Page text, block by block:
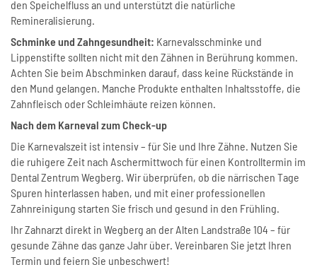
den Speichelfluss an und unterstützt die natürliche
Remineralisierung.
Schminke und Zahngesundheit: Karnevalsschminke und
Lippenstifte sollten nicht mit den Zähnen in Berührung kommen.
Achten Sie beim Abschminken darauf, dass keine Rückstände in
den Mund gelangen. Manche Produkte enthalten Inhaltsstoffe, die
Zahnfleisch oder Schleimhäute reizen können.
Nach dem Karneval zum Check-up
Die Karnevalszeit ist intensiv – für Sie und Ihre Zähne. Nutzen Sie
die ruhigere Zeit nach Aschermittwoch für einen Kontrolltermin im
Dental Zentrum Wegberg. Wir überprüfen, ob die närrischen Tage
Spuren hinterlassen haben, und mit einer professionellen
Zahnreinigung starten Sie frisch und gesund in den Frühling.
Ihr Zahnarzt direkt in Wegberg an der Alten Landstraße 104 – für
gesunde Zähne das ganze Jahr über. Vereinbaren Sie jetzt Ihren
Termin und feiern Sie unbeschwert!